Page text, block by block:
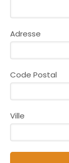
Adresse
Code Postal
Ville